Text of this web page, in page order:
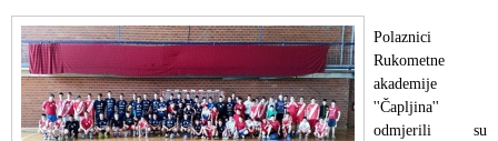
Polaznici
Rukometne
akademije
''Čapljina''
odmjerili su